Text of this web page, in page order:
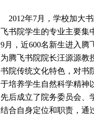
2012年7月，学校加大
飞书院学生的专业主要集
9月，近600名新生进入腾
为腾飞书院院长汪源源教
书院传统文化特色，对书
于培养学生自然科学精神
先后成立了院务委员会、
结合自身定位和职责，通